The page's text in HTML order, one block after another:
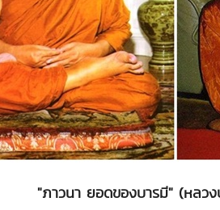
"ภาวนา ยอดของบารมี" (หลว